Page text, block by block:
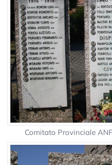
Comitato Provinciale